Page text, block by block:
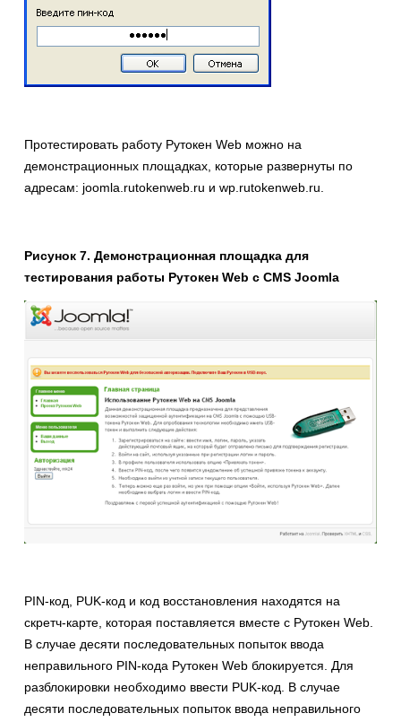
Протестировать работу Рутокен Web можно на
демонстрационных площадках, которые развернуты по
адресам: joomla.rutokenweb.ru и wp.rutokenweb.ru.
Рисунок 7. Демонстрационная площадка для
тестирования работы Рутокен Web с CMS Joomla
PIN-код, PUK-код и код восстановления находятся на
скретч-карте, которая поставляется вместе с Рутокен Web.
В случае десяти последовательных попыток ввода
неправильного PIN-кода Рутокен Web блокируется. Для
разблокировки необходимо ввести PUK-код. В случае
десяти последовательных попыток ввода неправильного